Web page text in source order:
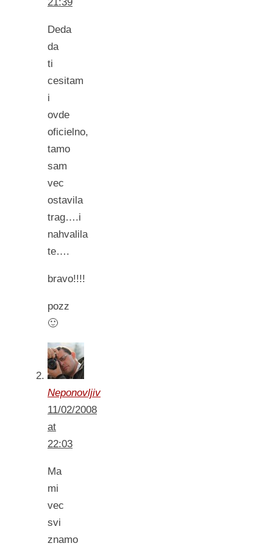
Deda
da
ti
cesitam
i
ovde
oficielno,
tamo
sam
vec
ostavila
trag….i
nahvalila
te….
bravo!!!!
pozz
🙂
Neponovljiv
11/02/2008
at
22:03
Ma
mi
vec
svi
znamo